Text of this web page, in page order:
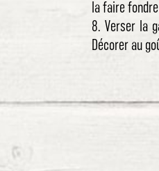
la faire
8. Verser la
Décorer au